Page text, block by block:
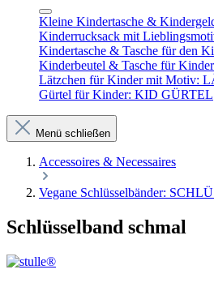
Kleine Kindertasche &
Kinderrucksack mit
Kindertasche & Tasche für den
Kinderbeutel & Tasche für
Lätzchen für Kinder mit Motiv:
Gürtel für Kinder: KID GÜRTEL
Menü schließen
Accessoires & Necessaires
Vegane Schlüsselbänder:
Schlüsselband schmal